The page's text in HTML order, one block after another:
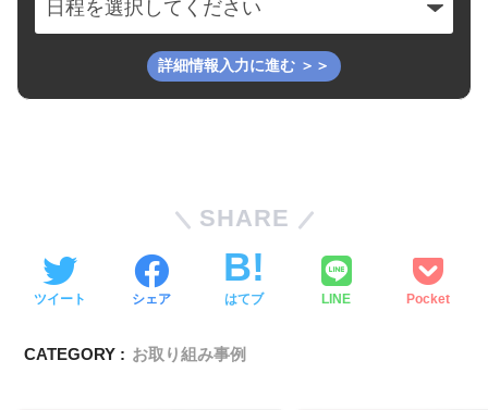
SHARE
ツイート シェア はてブ LINE Pocket
CATEGORY : お取り組み事例